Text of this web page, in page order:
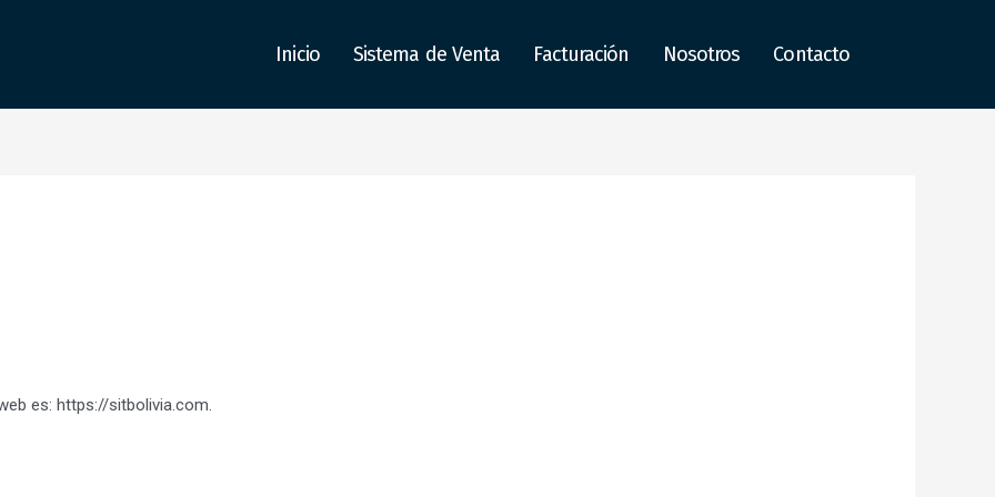
Inicio Sistema de Venta Facturación Nosotros Contacto
es: https://sitbolivia.com.